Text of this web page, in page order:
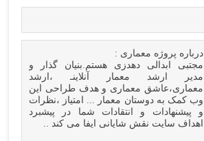
درباره پروژه معماری :
مجتبی ابدالی دهدزی هستم.بنیان گذار و
مدیر ارشد معمار آنلاینـ ،ارشد
معماری،عاشق معماری و هدف طراحی این
وب کمک به دوستان معمار ... امتیاز ،نظرات
و پیشنهادات و انتقادات شما در پیشبرد
اهداف سایت نقش شایانی ایفا می کند ..